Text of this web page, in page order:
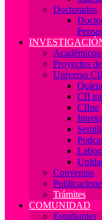
Doctorados
Proyectos
Universo
CII
CIIne
Convenios
Trámites
COMUNIDAD
Estudiantes